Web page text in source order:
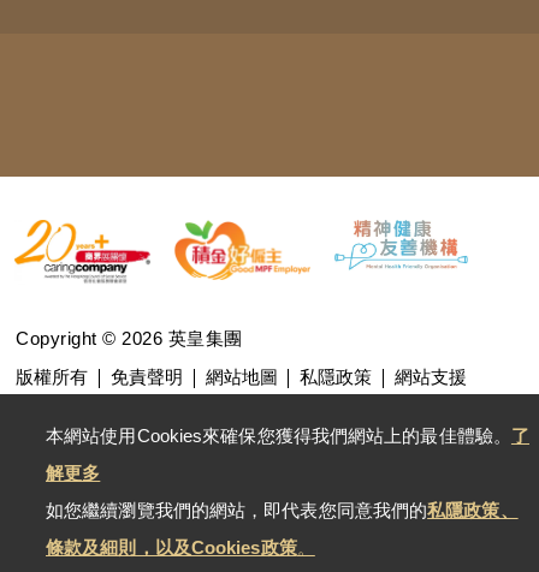
本網站使用Cookies來確保您獲得我們網站上的最佳體驗。 了
解更多
如您繼續瀏覽我們的網站，即代表您同意我們的私隱政策、
條款及細則，以及Cookies政策。
Copyright © 2026 英皇集團
版權所有
免責聲明 網站地圖 私隱政策 網站支援